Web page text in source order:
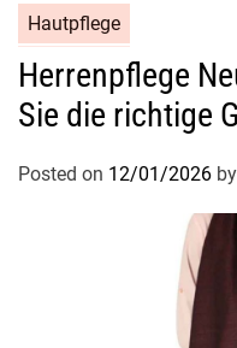
Hautpflege
Herrenpflege
Sie die richtige
Posted on 12/01/2026 by